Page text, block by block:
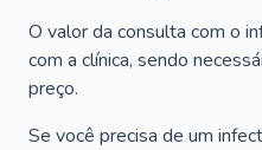
O valor da consulta com o
com a clínica, sendo
preço.
Se você precisa de um